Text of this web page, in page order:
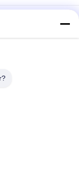
– Για Λύσεις
θα προκύψουν